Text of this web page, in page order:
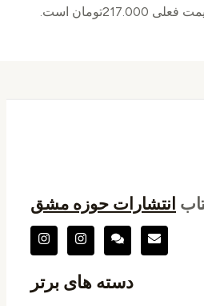
است.
انتشارات حوزه مشق
دسته های برتر